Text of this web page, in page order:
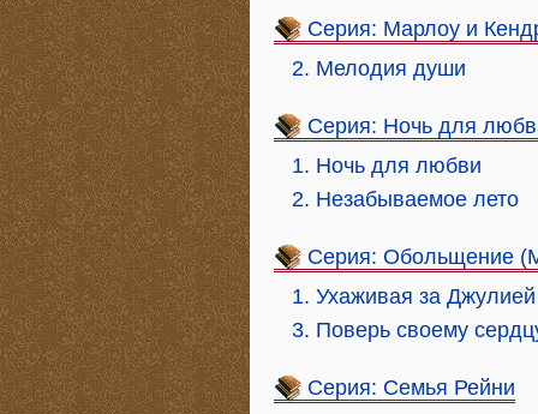
Серия: Марлоу и
2. Мелодия души
Серия: Ночь для
1. Ночь для любви
2. Незабываемое лето
Серия: Обольщение
1. Ухаживая за Джулией
3. Поверь своему
Серия: Семья Рейни